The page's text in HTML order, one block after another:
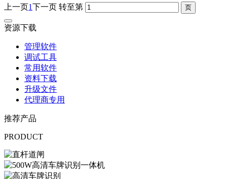
上一页1下一页 转至第
资源下载
管理软件
调试工具
常用软件
资料下载
升级文件
代理商专用
推荐产品
PRODUCT